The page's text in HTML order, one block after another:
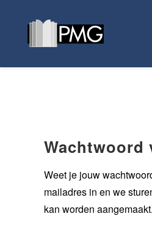
Wachtwoord
Weet je jouw
mailadres in en we
kan worden aangemaakt.